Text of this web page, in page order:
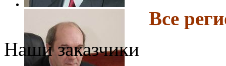
Все
Наши заказчики